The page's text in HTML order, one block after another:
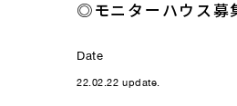
◎モニターハウス
Date
22.02.22 update.